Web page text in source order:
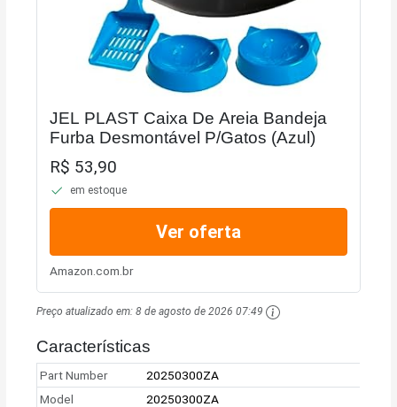
JEL PLAST Caixa De Areia Bandeja
Furba Desmontável P/Gatos (Azul)
R$ 53,90
em estoque
Ver oferta
Amazon.com.br
Preço atualizado em:8 de agosto de 2026 07:49
Características
Part Number
20250300ZA
Model
20250300ZA